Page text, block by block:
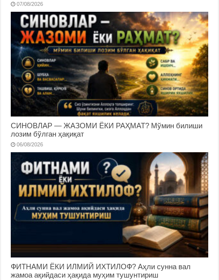
07/08/2026
СИНОВЛАР — ЖАЗОМИ ЁКИ РАҲМАТ? Мўмин билиши
лозим бўлган ҳақиқат
06/08/2026
ФИТНАМИ ЁКИ ИЛМИЙ ИХТИЛОФ? Аҳли сунна вал
жамоа ақийдаси ҳақида муҳим тушунтириш